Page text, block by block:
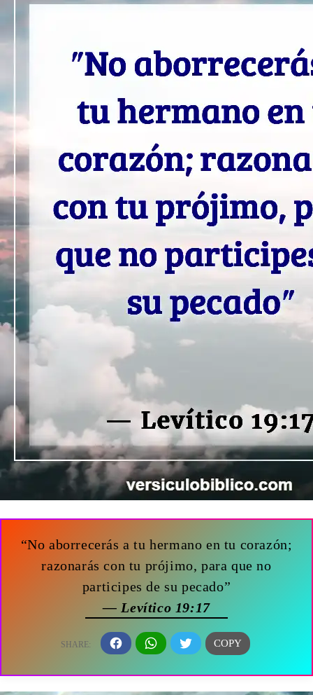
“No aborrecerás a tu hermano en tu corazón;
razonarás con tu prójimo, para que no
participes de su pecado”
— Levítico 19:17